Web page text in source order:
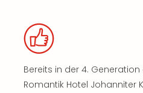
Bereits in der 4.
Romantik Hotel Johanniter